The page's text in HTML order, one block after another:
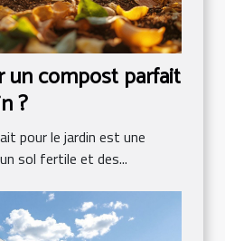
un compost parfait
?
pour le jardin est une
sol fertile et des...